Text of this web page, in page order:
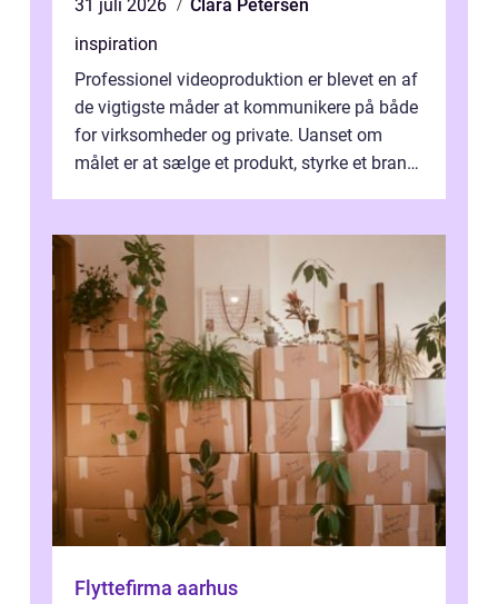
31 juli 2026
Clara Petersen
inspiration
Professionel videoproduktion er blevet en af
de vigtigste måder at kommunikere på både
for virksomheder og private. Uanset om
målet er at sælge et produkt, styrke et brand,
Flyttefirma aarhus